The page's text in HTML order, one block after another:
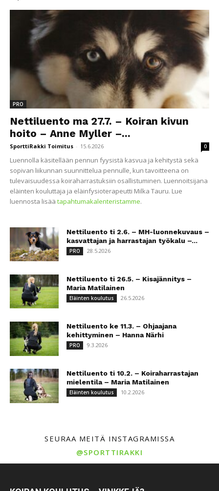
PRO
Nettiluento ma 27.7. – Koiran kivun
hoito – Anne Myller –...
SporttiRakki Toimitus - 15.6.2026 0
Luennolla käsitellään pennun fyysistä kasvua ja kehitystä sekä
sopivan liikunnan suunnittelua pennulle, kun tavoitteena on
tulevaisuudessa koiraharrastuksiin osallistuminen. Luennoitsijana
eläinten kouluttaja ja eläinfysioterapeutti Milka Tauru. Lue
luennosta lisää tapahtumakalenteristamme.
Nettiluento ti 2.6. – MH-luonnekuvaus –
kasvattajan ja harrastajan työkalu –...
PRO 28.5.2026
Nettiluento ti 26.5. – Kisajännitys –
Maria Matilainen
Eläinten koulutus 26.5.2026
Nettiluento ke 11.3. – Ohjaajana
kehittyminen – Hanna Närhi
PRO 9.3.2026
Nettiluento ti 10.2. – Koiraharrastajan
mielentila – Maria Matilainen
Eläinten koulutus 10.2.2026
SEURAA MEITÄ INSTAGRAMISSA
@SPORTTIRAKKI